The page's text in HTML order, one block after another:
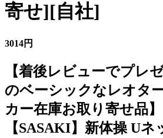
寄せ][自社]
3014円
【着後レビューでプレ
のベーシックなレオタ
カー在庫お取り寄せ品
【SASAKI】新体操 U